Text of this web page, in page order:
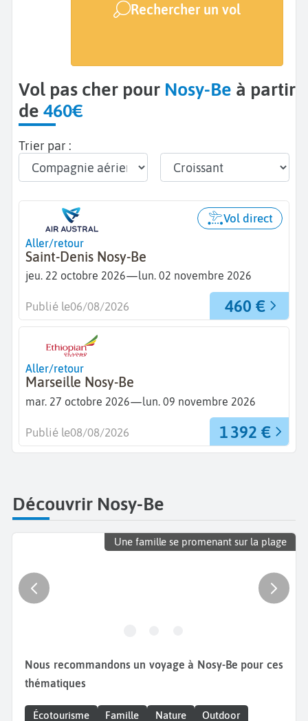
Rechercher un vol
Vol pas cher pour Nosy-Be à partir
de 460€
Trier par :
Aller/retour
Saint-Denis Nosy-Be
jeu. 22 octobre 2026—lun. 02 novembre 2026
Vol direct
460 €
Publié le06/08/2026
Aller/retour
Marseille Nosy-Be
mar. 27 octobre 2026—lun. 09 novembre 2026
1 392 €
Publié le08/08/2026
Découvrir Nosy-Be
Une famille se promenant sur la plage
Nous recommandons un voyage à Nosy-Be pour ces
thématiques
Écotourisme Famille Nature
Outdoor